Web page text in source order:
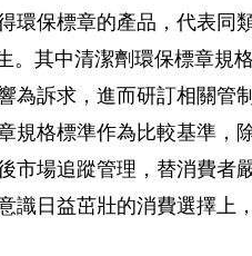
環保標章的產品，代表同
。其中清潔劑環保標章規
為訴求，進而研訂相關管
規格標準作為比較基準，
市場追蹤管理，替消費者
識日益茁壯的消費選擇上